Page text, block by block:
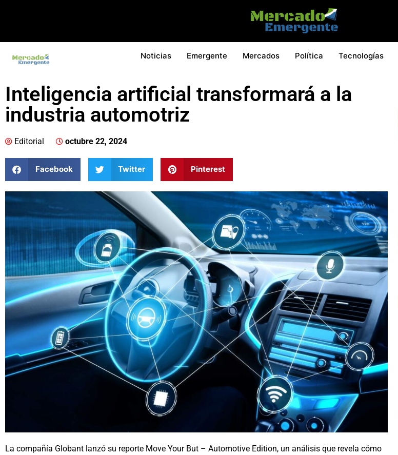
Noticias Emergente Mercados Política Tecnologías
Inteligencia artificial transformará a la
industria automotriz
Editorial octubre 22, 2024
Facebook Twitter Pinterest
La compañía Globant lanzó su reporte Move Your But – Automotive Edition, un análisis que revela cómo